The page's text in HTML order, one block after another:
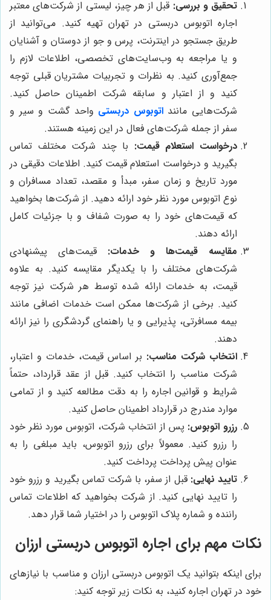
تحقیق و بررسی: قبل از هر چیز، لیستی از شرکت‌های معتبر
اجاره اتوبوس دربستی در تهران تهیه کنید. می‌توانید از
طریق جستجو در اینترنت، پرس و جو از دوستان و آشنایان
و یا مراجعه به وب‌سایت‌های تخصصی، اطلاعات لازم را
جمع‌آوری کنید. به نظرات و تجربیات مشتریان قبلی توجه
کنید و از اعتبار و سابقه شرکت اطمینان حاصل کنید.
شرکت‌هایی ماننداتوبوس دربستی واحد گشت و سیر و
سفر از جمله شرکت‌های فعال در این زمینه هستند.
درخواست استعلام قیمت: با چند شرکت مختلف تماس
بگیرید و درخواست استعلام قیمت کنید. اطلاعات دقیقی در
مورد تاریخ و زمان سفر، مبدأ و مقصد، تعداد مسافران و
نوع اتوبوس مورد نظر خود ارائه دهید. از شرکت‌ها بخواهید
که قیمت‌های خود را به صورت شفاف و با جزئیات کامل
ارائه دهند.
مقایسه قیمت‌ها و خدمات: قیمت‌های پیشنهادی
شرکت‌های مختلف را با یکدیگر مقایسه کنید. به علاوه
قیمت، به خدمات ارائه شده توسط هر شرکت نیز توجه
کنید. برخی از شرکت‌ها ممکن است خدمات اضافی مانند
بیمه مسافرتی، پذیرایی و یا راهنمای گردشگری را نیز ارائه
دهند.
انتخاب شرکت مناسب: بر اساس قیمت، خدمات و اعتبار،
شرکت مناسب را انتخاب کنید. قبل از عقد قرارداد، حتماً
شرایط و قوانین اجاره را به دقت مطالعه کنید و از تمامی
موارد مندرج در قرارداد اطمینان حاصل کنید.
رزرو اتوبوس: پس از انتخاب شرکت، اتوبوس مورد نظر خود
را رزرو کنید. معمولاً برای رزرو اتوبوس، باید مبلغی را به
عنوان پیش پرداخت پرداخت کنید.
تایید نهایی: قبل از سفر، با شرکت تماس بگیرید و رزرو خود
را تایید نهایی کنید. از شرکت بخواهید که اطلاعات تماس
راننده و شماره پلاک اتوبوس را در اختیار شما قرار دهد.
نکات مهم برای اجاره اتوبوس دربستی ارزان
برای اینکه بتوانید یک اتوبوس دربستی ارزان و مناسب با نیازهای
خود در تهران اجاره کنید، به نکات زیر توجه کنید: